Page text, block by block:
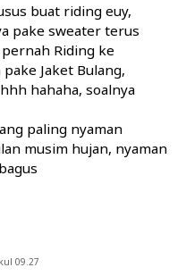
buat riding euy,
pake sweater terus
Riding ke
Jaket Bulang,
hahaha, soalnya
paling nyaman
musim hujan, nyaman
09.27